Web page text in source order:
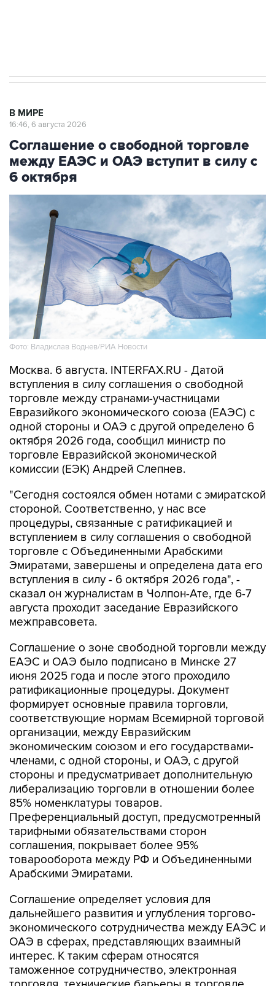
В МИРЕ
16:46, 6 августа 2026
Соглашение о свободной торговле
между ЕАЭС и ОАЭ вступит в силу с
6 октября
Фото: Владислав Воднев/РИА Новости
Москва. 6 августа. INTERFAX.RU - Датой
вступления в силу соглашения о свободной
торговле между странами-участницами
Евразийкого экономического союза (ЕАЭС) с
одной стороны и ОАЭ с другой определено 6
октября 2026 года, сообщил министр по
торговле Евразийской экономической
комиссии (ЕЭК) Андрей Слепнев.
"Сегодня состоялся обмен нотами с эмиратской
стороной. Соответственно, у нас все
процедуры, связанные с ратификацией и
вступлением в силу соглашения о свободной
торговле с Объединенными Арабскими
Эмиратами, завершены и определена дата его
вступления в силу - 6 октября 2026 года", -
сказал он журналистам в Чолпон-Ате, где 6-7
августа проходит заседание Евразийского
межправсовета.
Соглашение о зоне свободной торговли между
ЕАЭС и ОАЭ было подписано в Минске 27
июня 2025 года и после этого проходило
ратификационные процедуры. Документ
формирует основные правила торговли,
соответствующие нормам Всемирной торговой
организации, между Евразийским
экономическим союзом и его государствами-
членами, с одной стороны, и ОАЭ, с другой
стороны и предусматривает дополнительную
либерализацию торговли в отношении более
85% номенклатуры товаров.
Преференциальный доступ, предусмотренный
тарифными обязательствами сторон
соглашения, покрывает более 95%
товарооборота между РФ и Объединенными
Арабскими Эмиратами.
Соглашение определяет условия для
дальнейшего развития и углубления торгово-
экономического сотрудничества между ЕАЭС и
ОАЭ в сферах, представляющих взаимный
интерес. К таким сферам относятся
таможенное сотрудничество, электронная